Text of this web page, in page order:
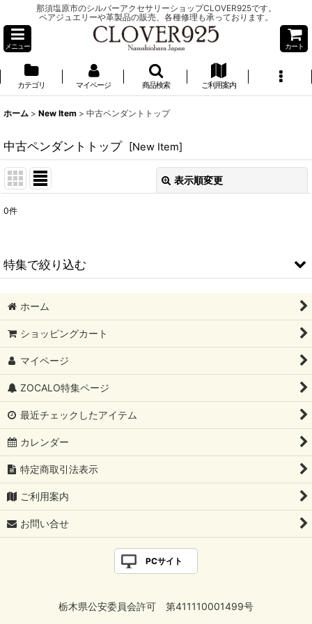
那須塩原市のシルバーアクセサリーショップCLOVER925です。
ペアジュエリーや革製品の販売、各種修理も承っております。
メニュー カート
カテゴリ マイページ 商品検索 ご利用案内
ホーム > New Item > 中古ペンダントトップ
中古ペンダントトップ [New Item]
表示順変更
並び順:
0件
特集で絞り込む
￥0～￥4999
￥5000～￥9999
￥10000〜￥14999
￥15000〜￥19999
￥20000～￥29999
￥40000～￥49999
￥50000〜￥59999
￥60000〜￥69999
￥80000〜￥89999
ホーム
ショッピングカート
マイページ
ZOCALO特集ページ
最近チェックしたアイテム
カレンダー
特定商取引法表示
ご利用案内
お問い合せ
PCサイト
栃木県公安委員会許可 第411110001499号